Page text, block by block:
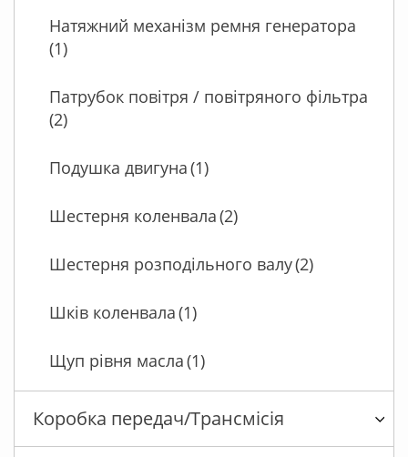
Натяжний механізм ремня генератора
(1)
Патрубок повітря / повітряного фільтра
(2)
Подушка двигуна(1)
Шестерня коленвала(2)
Шестерня розподільного валу(2)
Шків коленвала(1)
Щуп рівня масла(1)
Коробка передач/Трансмісія